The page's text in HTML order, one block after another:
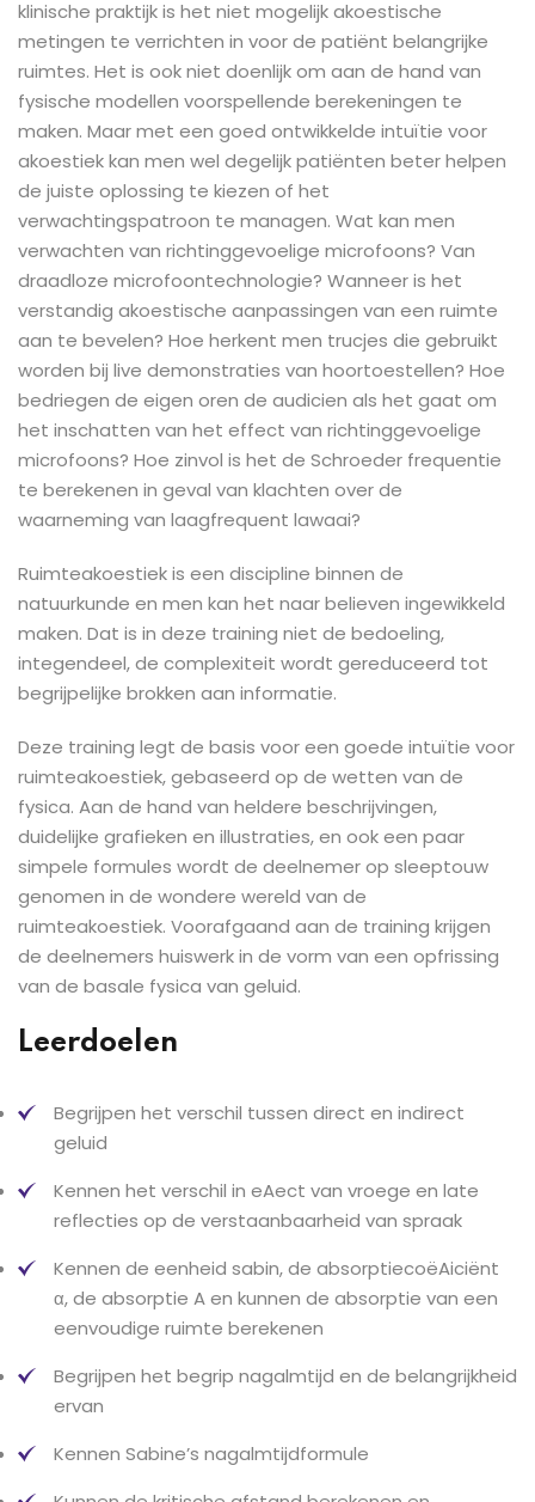
klinische praktijk is het niet mogelijk akoestische
metingen te verrichten in voor de patiënt belangrijke
ruimtes. Het is ook niet doenlijk om aan de hand van
fysische modellen voorspellende berekeningen te
maken. Maar met een goed ontwikkelde intuïtie voor
akoestiek kan men wel degelijk patiënten beter helpen
de juiste oplossing te kiezen of het
verwachtingspatroon te managen. Wat kan men
verwachten van richtinggevoelige microfoons? Van
draadloze microfoontechnologie? Wanneer is het
verstandig akoestische aanpassingen van een ruimte
aan te bevelen? Hoe herkent men trucjes die gebruikt
worden bij live demonstraties van hoortoestellen? Hoe
bedriegen de eigen oren de audicien als het gaat om
het inschatten van het effect van richtinggevoelige
microfoons? Hoe zinvol is het de Schroeder frequentie
te berekenen in geval van klachten over de
waarneming van laagfrequent lawaai?
Ruimteakoestiek is een discipline binnen de
natuurkunde en men kan het naar believen ingewikkeld
maken. Dat is in deze training niet de bedoeling,
integendeel, de complexiteit wordt gereduceerd tot
begrijpelijke brokken aan informatie.
Deze training legt de basis voor een goede intuïtie voor
ruimteakoestiek, gebaseerd op de wetten van de
fysica. Aan de hand van heldere beschrijvingen,
duidelijke grafieken en illustraties, en ook een paar
simpele formules wordt de deelnemer op sleeptouw
genomen in de wondere wereld van de
ruimteakoestiek. Voorafgaand aan de training krijgen
de deelnemers huiswerk in de vorm van een opfrissing
van de basale fysica van geluid.
Leerdoelen
Begrijpen het verschil tussen direct en indirect
geluid
Kennen het verschil in eAect van vroege en late
reflecties op de verstaanbaarheid van spraak
Kennen de eenheid sabin, de absorptiecoëAiciënt
α, de absorptie A en kunnen de absorptie van een
eenvoudige ruimte berekenen
Begrijpen het begrip nagalmtijd en de belangrijkheid
ervan
Kennen Sabine’s nagalmtijdformule